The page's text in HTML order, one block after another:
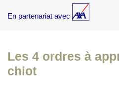
En partenariat avec
Les 4 ordres à
chiot